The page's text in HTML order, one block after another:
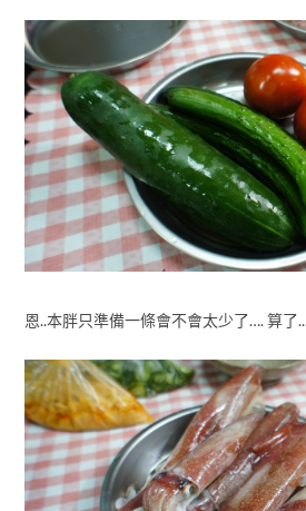
恩..本胖只準備一條會不會太少了…. 算了